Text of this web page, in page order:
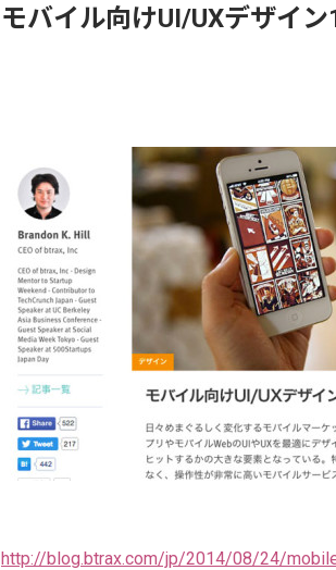
モバイル向けUI/UXデザイ
http://blog.btrax.com/jp/2014/08/24/